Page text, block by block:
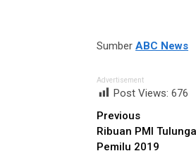
SumberABC News
Advertisement
Post Views:676
Continue
Reading
Previous
Ribuan PMI
Pemilu 2019